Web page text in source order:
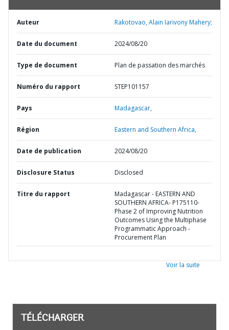
Auteur Rakotovao, Alain Iarivony Mahery;
Date du document 2024/08/20
Type de document Plan de passation des marchés
Numéro du rapport STEP101157
Pays Madagascar,
Région Eastern and Southern Africa,
Date de publication 2024/08/20
Disclosure Status Disclosed
Titre du rapport
Madagascar - EASTERN AND
SOUTHERN AFRICA- P175110-
Phase 2 of Improving Nutrition
Outcomes Using the Multiphase
Programmatic Approach -
Procurement Plan
Voir la suite
TÉLÉCHARGER